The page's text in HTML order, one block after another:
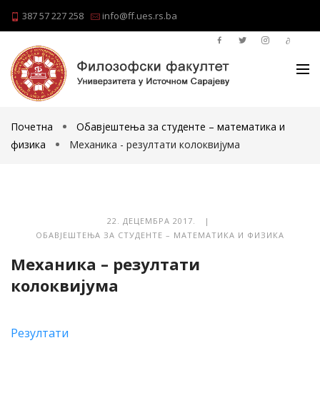
387 57 227 258 info@ff.ues.rs.ba
Почетна
Обавјештења за студенте – математика и
физика
Механика - резултати колоквијума
22. ДЕЦЕМБРА 2017. |
ОБАВЈЕШТЕЊА ЗА СТУДЕНТЕ – МАТЕМАТИКА И ФИЗИКА
Механика – резултати
колоквијума
Резултати